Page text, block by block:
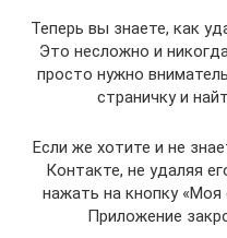
Теперь вы знаете, как
Это несложно и
просто нужно
страничку и
Если же хотите и не
Контакте, не удаляя
нажать на кнопку «Моя
Приложение